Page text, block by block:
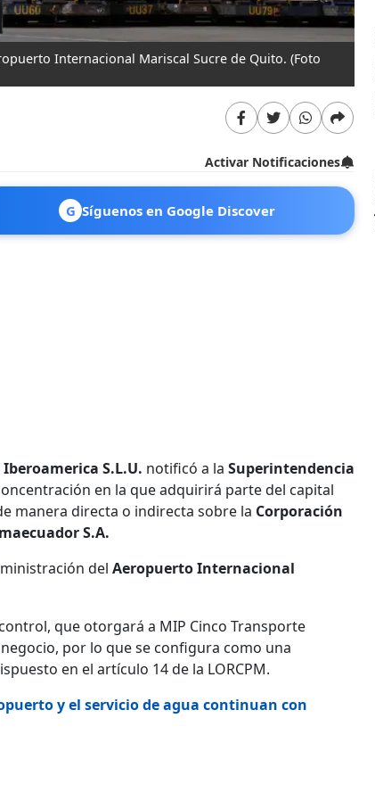
Internacional Mariscal Sucre de Quito. (Foto
Activar Notificaciones
G Síguenos en Google Discover
S.L.U. notificó a la Superintendencia
en la que adquirirá parte del capital
manera directa o indirecta sobre la Corporación
S.A.
del Aeropuerto Internacional
que otorgará a MIP Cinco Transporte
por lo que se configura como una
en el artículo 14 de la LORCPM.
y el servicio de agua continuan con